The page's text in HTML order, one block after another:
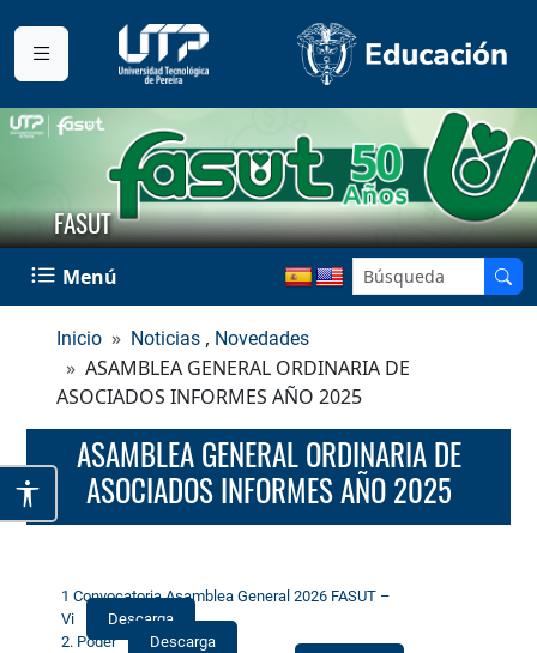
FASUT
Menú
Inicio Noticias , Novedades
ASAMBLEA GENERAL ORDINARIA DE
ASOCIADOS INFORMES AÑO 2025
ASAMBLEA GENERAL ORDINARIA DE
ASOCIADOS INFORMES AÑO 2025
1 Convocatoria Asamblea General 2026 FASUT –
Vi
Descarga
2. Poder
Descarga